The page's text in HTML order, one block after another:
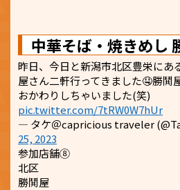
中華そば・焼きめし
昨日、今日と新潟市北区豊栄にあ
屋さん二軒行ってきました🤤勝鬨
おかわりしちゃいました(笑)
pic.twitter.com/7tRW0W7hUr
— タケ＠capricious traveler
25, 2023
参加店舗⑧
北区
勝鬨屋